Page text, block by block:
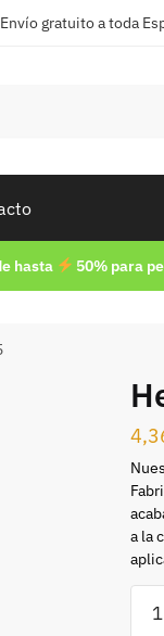
Envío gratuito a toda
hasta 50% para
a la